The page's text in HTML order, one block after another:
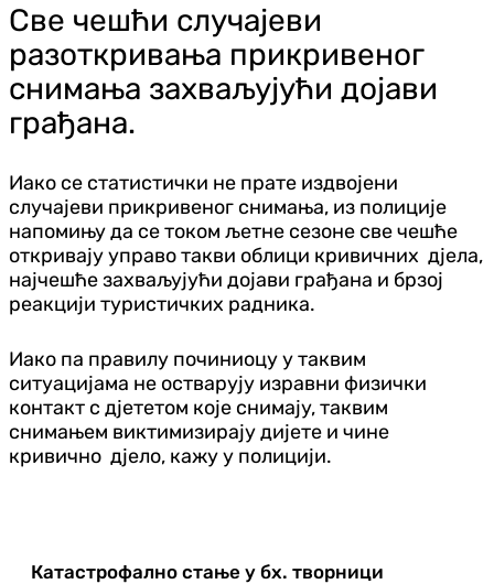
Све чешћи случајеви
разоткривања прикривеног
снимања захваљујући дојави
грађана.
Иако се статистички не прате издвојени
случајеви прикривеног снимања, из полиције
напомињу да се током љетне сезоне све чешће
откривају управо такви облици кривичних дјела,
најчешће захваљујући дојави грађана и брзој
реакцији туристичких радника.
Иако па правилу починиоцу у таквим
ситуацијама не остварују изравни физички
контакт с дјететом које снимају, таквим
снимањем виктимизирају дијете и чине
кривично дјело, кажу у полицији.
Катастрофално стање у бх. творници